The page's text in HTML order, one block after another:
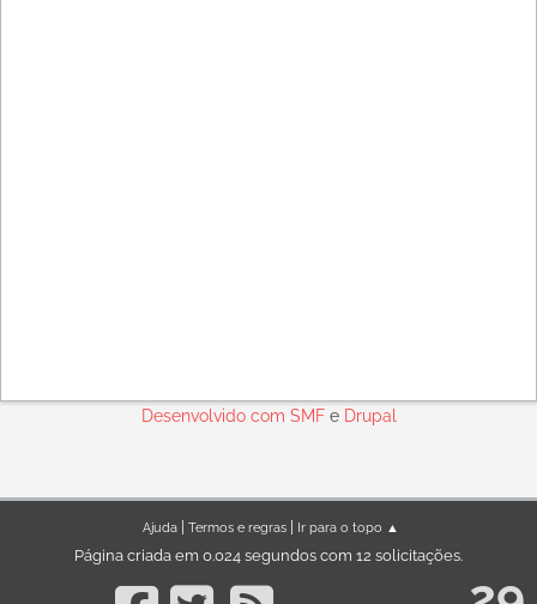
Desenvolvido com SMFe Drupal
Ajuda| Termos e regras| Ir para o topo ▲
Página criada em 0.024 segundos com 12 solicitações.